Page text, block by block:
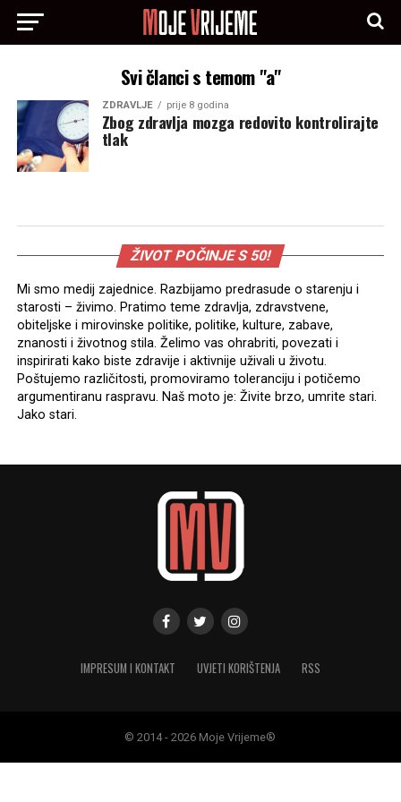
Svi članci s temom "a"
ZDRAVLJE prije 8 godina
Zbog zdravlja mozga redovito kontrolirajte
tlak
ŽIVOT POČINJE S 50!
Mi smo medij zajednice. Razbijamo predrasude o starenju i
starosti – živimo. Pratimo teme zdravlja, zdravstvene,
obiteljske i mirovinske politike, politike, kulture, zabave,
znanosti i životnog stila. Želimo vas ohrabriti, povezati i
inspirirati kako biste zdravije i aktivnije uživali u životu.
Poštujemo različitosti, promoviramo toleranciju i potičemo
argumentiranu raspravu. Naš moto je: Živite brzo, umrite stari.
Jako stari.
IMPRESUM I KONTAKT UVJETI KORIŠTENJA RSS
© 2014 - 2026 Moje Vrijeme®